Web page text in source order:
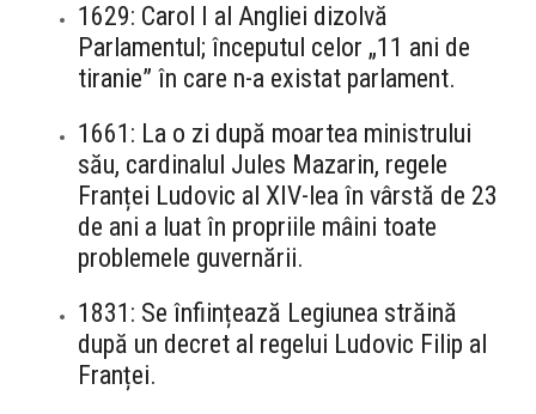
1629: Carol I al Angliei dizolvă
Parlamentul; începutul celor „11 ani de
tiranie” în care n-a existat parlament.
1661: La o zi după moartea ministrului
său, cardinalul Jules Mazarin, regele
Franței Ludovic al XIV-lea în vârstă de 23
de ani a luat în propriile mâini toate
problemele guvernării.
1831: Se înființează Legiunea străină
după un decret al regelui Ludovic Filip al
Franței.